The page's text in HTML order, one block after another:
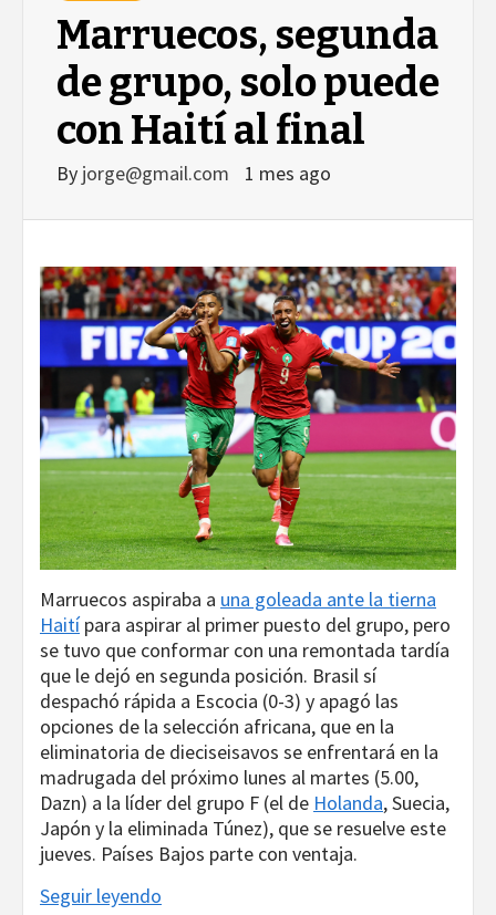
Marruecos, segunda
de grupo, solo puede
con Haití al final
By jorge@gmail.com 1 mes ago
Marruecos aspiraba a una goleada ante la tierna
Haitípara aspirar al primer puesto del grupo, pero
se tuvo que conformar con una remontada tardía
que le dejó en segunda posición. Brasil sí
despachó rápida a Escocia (0-3) y apagó las
opciones de la selección africana, que en la
eliminatoria de dieciseisavos se enfrentará en la
madrugada del próximo lunes al martes (5.00,
Dazn) a la líder del grupo F (el de Holanda, Suecia,
Japón y la eliminada Túnez), que se resuelve este
jueves. Países Bajos parte con ventaja.
Seguir leyendo